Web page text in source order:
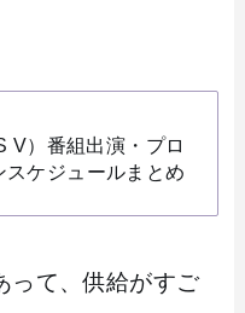
V）番組出演・プロ
スケジュールまとめ
って、供給がすご